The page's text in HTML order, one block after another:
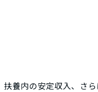
養内の安定収入、さ